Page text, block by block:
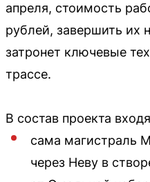
апреля, стоимость
рублей, завершить их
затронет ключевые
трассе.
В состав проекта
сама магистраль
через Неву в